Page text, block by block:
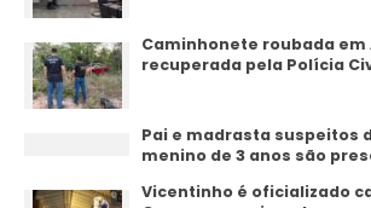
Caminhonete roubada em
recuperada pela Polícia
Pai e madrasta suspeitos
menino de 3 anos são
Vicentinho é oficializado